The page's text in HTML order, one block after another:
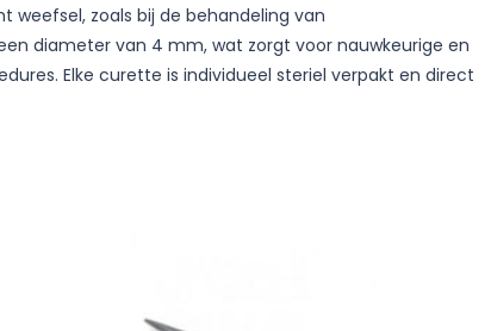
weefsel, zoals bij de behandeling van
diameter van 4 mm, wat zorgt voor nauwkeurige en
Elke curette is individueel steriel verpakt en direct